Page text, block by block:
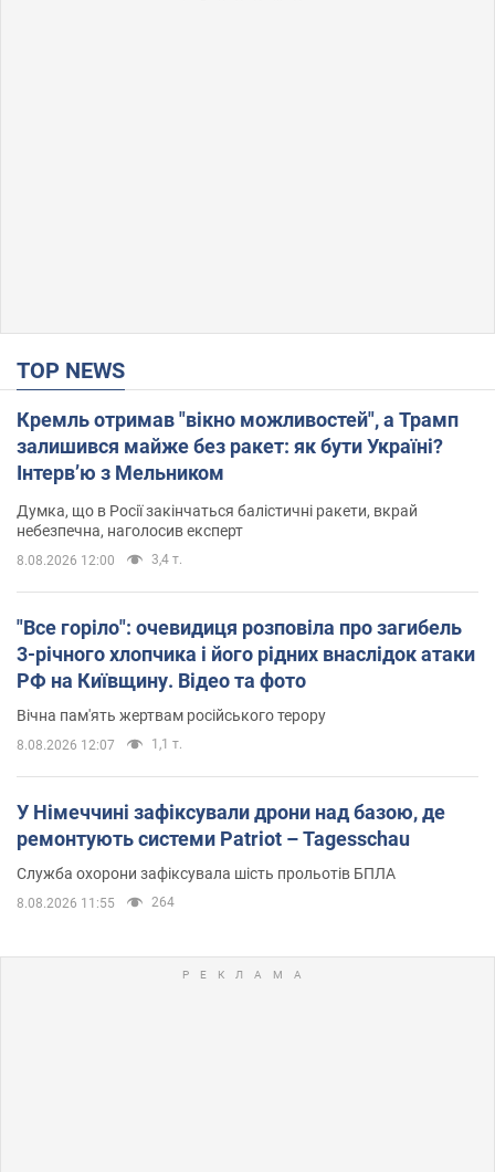
TOP NEWS
Кремль отримав "вікно можливостей", а Трамп
залишився майже без ракет: як бути Україні?
Інтерв’ю з Мельником
Думка, що в Росії закінчаться балістичні ракети, вкрай
небезпечна, наголосив експерт
8.08.2026 12:00 3,4 т.
"Все горіло": очевидиця розповіла про загибель
3-річного хлопчика і його рідних внаслідок атаки
РФ на Київщину. Відео та фото
Вічна пам'ять жертвам російського терору
8.08.2026 12:07 1,1 т.
У Німеччині зафіксували дрони над базою, де
ремонтують системи Patriot – Tagesschau
Служба охорони зафіксувала шість прольотів БПЛА
8.08.2026 11:55 264